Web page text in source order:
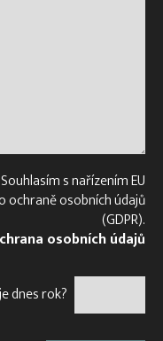
Souhlasím s nařízením EU
ochraně osobních údajů
(GDPR).
osobních údajů
dnes rok?